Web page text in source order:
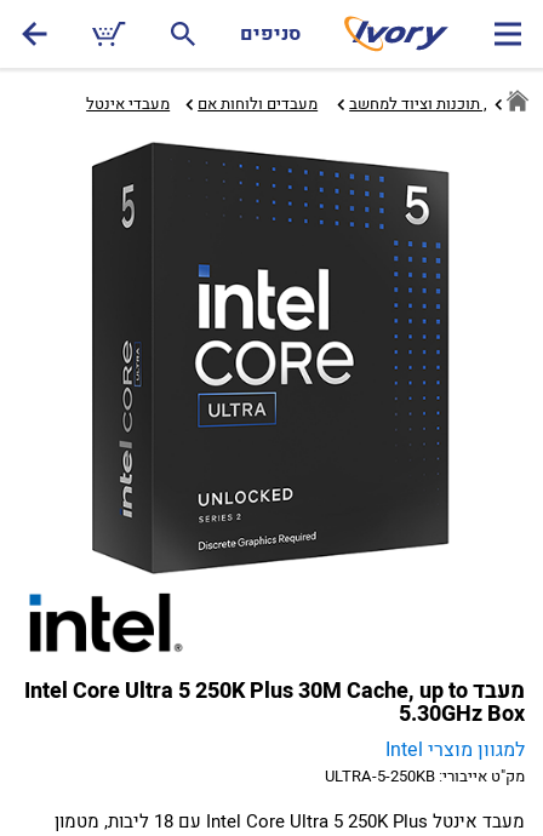
סניפים
חומרה, תוכנות וציוד למחשב מעבדים ולוחות אם‏ מעבדי אינטל‏
מעבד Intel Core Ultra 5 250K Plus 30M Cache, up to
5.30GHz Box
למגוון מוצרי Intel
מק"ט אייבורי: ULTRA-5-250KB
מעבד אינטל Intel Core Ultra 5 250K Plus עם 18 ליבות, מטמון